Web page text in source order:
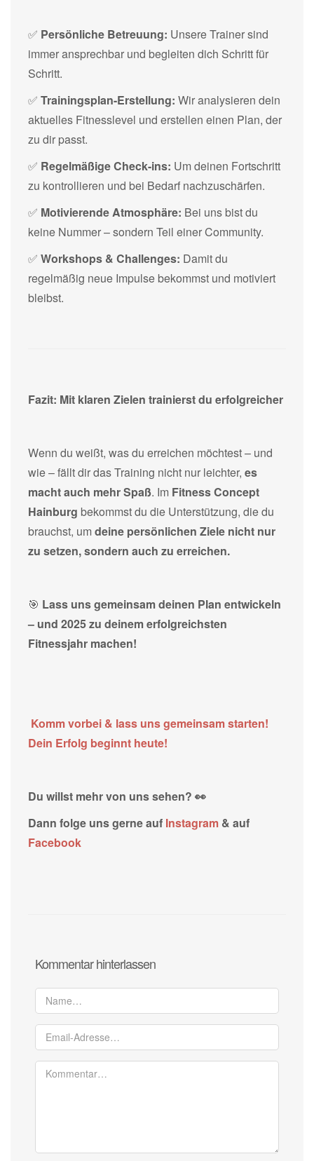
✅ Persönliche Betreuung: Unsere Trainer sind
immer ansprechbar und begleiten dich Schritt für
Schritt.
✅ Trainingsplan-Erstellung: Wir analysieren dein
aktuelles Fitnesslevel und erstellen einen Plan, der
zu dir passt.
✅ Regelmäßige Check-ins: Um deinen Fortschritt
zu kontrollieren und bei Bedarf nachzuschärfen.
✅ Motivierende Atmosphäre: Bei uns bist du
keine Nummer – sondern Teil einer Community.
✅ Workshops & Challenges: Damit du
regelmäßig neue Impulse bekommst und motiviert
bleibst.
Fazit: Mit klaren Zielen trainierst du erfolgreicher
Wenn du weißt, was du erreichen möchtest – und
wie – fällt dir das Training nicht nur leichter, es
macht auch mehr Spaß. Im Fitness Concept
Hainburg bekommst du die Unterstützung, die du
brauchst, umdeine persönlichen Ziele nicht nur
zu setzen, sondern auch zu erreichen.
🎯 Lass uns gemeinsam deinen Plan entwickeln
– und 2025 zu deinem erfolgreichsten
Fitnessjahr machen!
Komm vorbei & lass uns gemeinsam starten!
Dein Erfolg beginnt heute!
Du willst mehr von uns sehen? 👀
Dann folge uns gerne auf Instagram & auf
Facebook
Kommentar hinterlassen